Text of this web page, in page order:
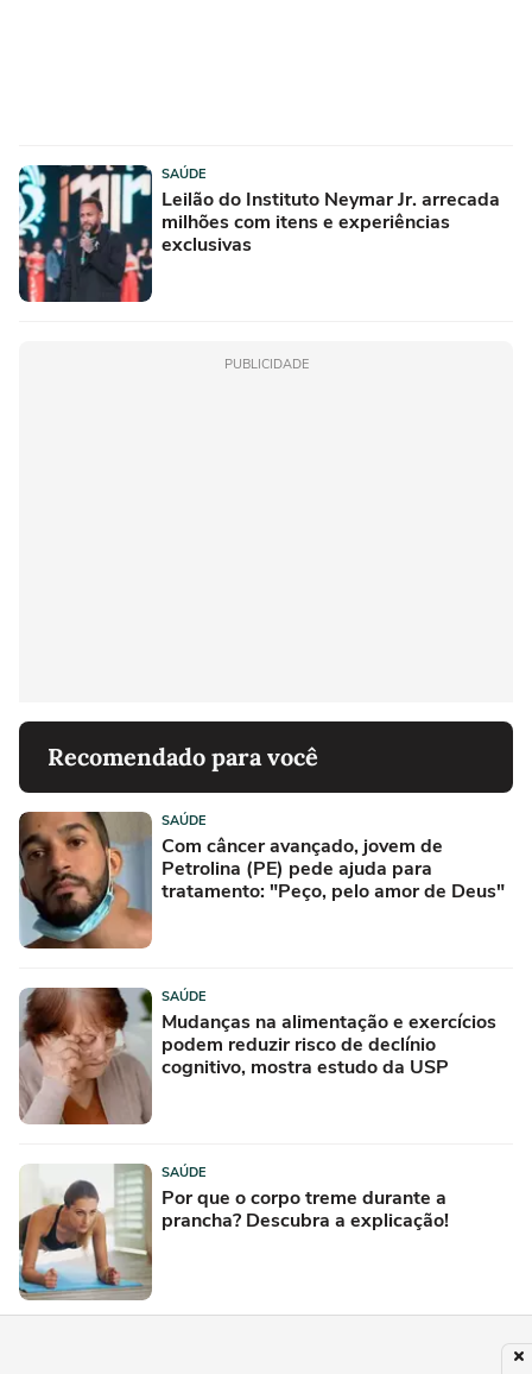
SAÚDE
Leilão do Instituto Neymar Jr. arrecada
milhões com itens e experiências
exclusivas
PUBLICIDADE
Recomendado para você
SAÚDE
Com câncer avançado, jovem de
Petrolina (PE) pede ajuda para
tratamento: "Peço, pelo amor de Deus"
SAÚDE
Mudanças na alimentação e exercícios
podem reduzir risco de declínio
cognitivo, mostra estudo da USP
SAÚDE
Por que o corpo treme durante a
prancha? Descubra a explicação!